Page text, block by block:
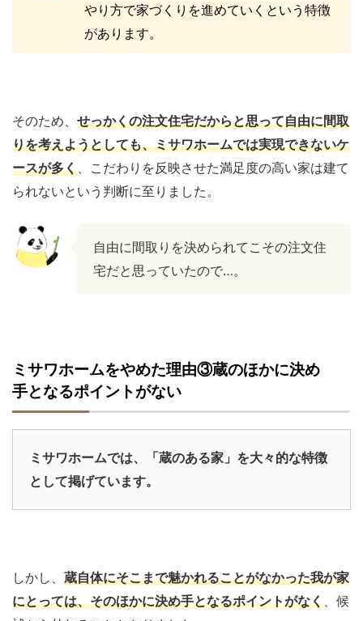
やり方で家づくりを進めていくという特徴
があります。
そのため、 せっかくの注文住宅だからと思って自由に間取
りを考えようとしても、ミサワホームでは実現できないケ
ースが多く、こだわりを反映させた満足度の高い家は建て
られないという判断に至りました。
自由に間取りを決められてこその注文住
宅だと思っていたので…。
ミサワホームをやめた理由③蔵のほかに決め
手となるポイントがない
ミサワホームでは、「蔵のある家」を大々的な特徴
として掲げています。
しかし、 蔵自体にそこまで魅かれることがなかった我が家
にとっては、そのほかに決め手となるポイントがなく、候